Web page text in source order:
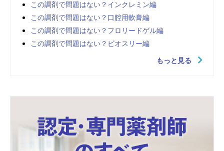
この調剤で問題はない？インクレミン編
この調剤で問題はない？口腔用軟膏編
この調剤で問題はない？フロリードゲル編
この調剤で問題はない？ビオスリー編
もっと見る